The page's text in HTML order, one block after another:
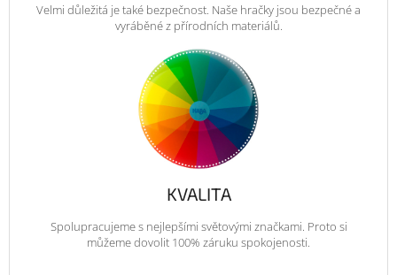
Velmi důležitá je také bezpečnost. Naše hračky jsou bezpečné a
vyráběné z přírodních materiálů.
KVALITA
Spolupracujeme s nejlepšími světovými značkami. Proto si
můžeme dovolit 100% záruku spokojenosti.